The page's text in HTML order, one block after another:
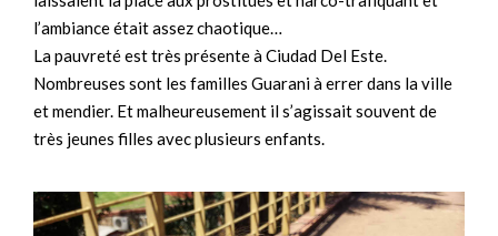
l’ambiance était assez chaotique…
La pauvreté est très présente à Ciudad Del Este.
Nombreuses sont les familles Guarani à errer dans la ville
et mendier. Et malheureusement il s’agissait souvent de
très jeunes filles avec plusieurs enfants.